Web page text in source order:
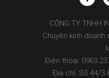
CÔNG TY TNHH
Chuyên kinh doanh
Điện thoại:
Địa chỉ: Số 44/3